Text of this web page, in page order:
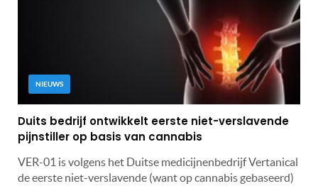
NIEUWS
Duits bedrijf ontwikkelt eerste niet-verslavende
pijnstiller op basis van cannabis
VER-01 is volgens het Duitse medicijnenbedrijf Vertanical
de eerste niet-verslavende (want op cannabis gebaseerd)